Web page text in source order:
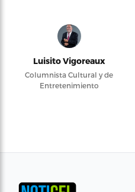
Luisito Vigoreaux
Columnista Cultural y de
Entretenimiento